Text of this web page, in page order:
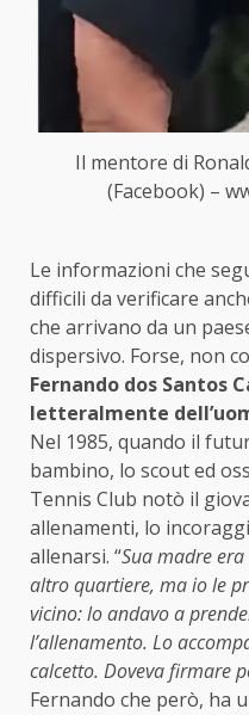
Il mentore di
(Facebook) –
Le informazioni che
difficili da verificare
che arrivano da un
dispersivo. Forse, non
Fernando dos Santos
letteralmente
Nel 1985, quando il
bambino, lo scout ed
Tennis Club notò il
allenamenti, lo
allenarsi. “Sua madre
altro quartiere, ma io le
vicino: lo andavo a
l’allenamento. Lo
calcetto. Doveva firmare
Fernando che però, ha